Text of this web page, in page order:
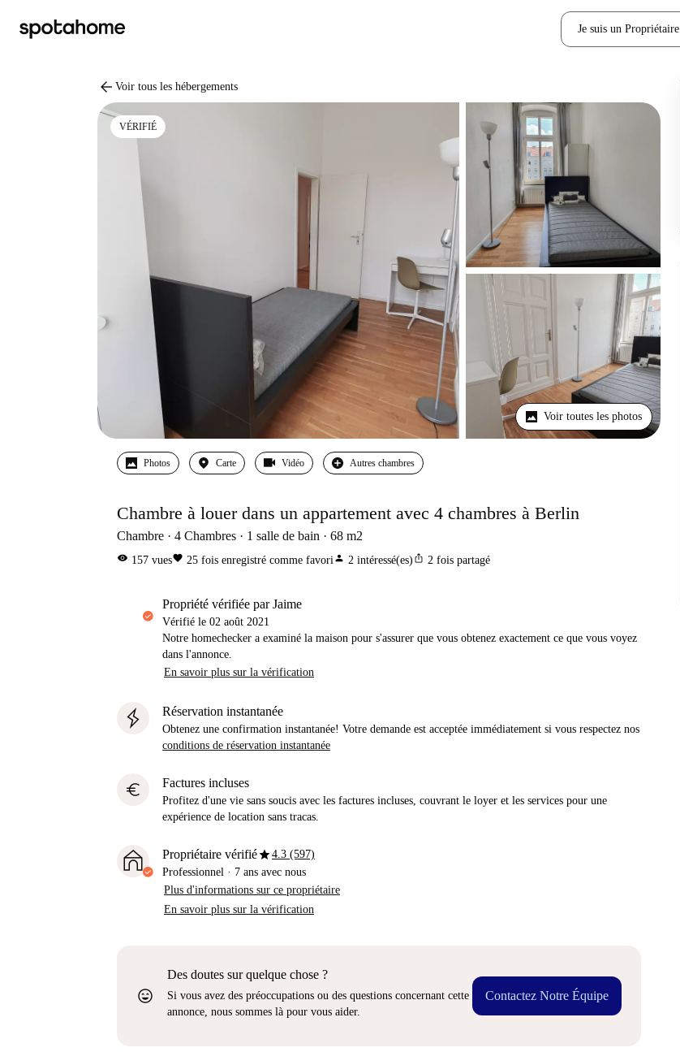
Je suis un Propriétaire
arrow_back Voir tous les hébergements
VÉRIFIÉ
Voir toutes les photos
Photos Carte Vidéo Autres chambres
Chambre à louer dans un appartement avec 4 chambres à Berlin
Chambre 4 Chambres 1 salle de bain 68 m2
visibility 157 vuesfavorite 25 fois enregistré comme favoriperson 2 intéressé(es) ios_share 2 fois partagé
propriété vérifiée par Jaime
Vérifié le 02 août 2021
Notre homechecker a examiné la maison pour s'assurer que vous obtenez exactement ce que vous voyez
dans l'annonce.
En savoir plus sur la vérification
Réservation instantanée
Obtenez une confirmation instantanée! Votre demande est acceptée immédiatement si vous respectez nos
conditions de réservation instantanée
euro Factures incluses
Profitez d'une vie sans soucis avec les factures incluses, couvrant le loyer et les services pour une
expérience de location sans tracas.
Propriétaire vérifiéstar4.3 (597)
Professionnel · 7 ans avec nous
Plus d'informations sur ce propriétaire
En savoir plus sur la vérification
sentiment_very_satisfied
Des doutes sur quelque chose ?
Si vous avez des préoccupations ou des questions concernant cette
annonce, nous sommes là pour vous aider.
Contactez Notre Équipe